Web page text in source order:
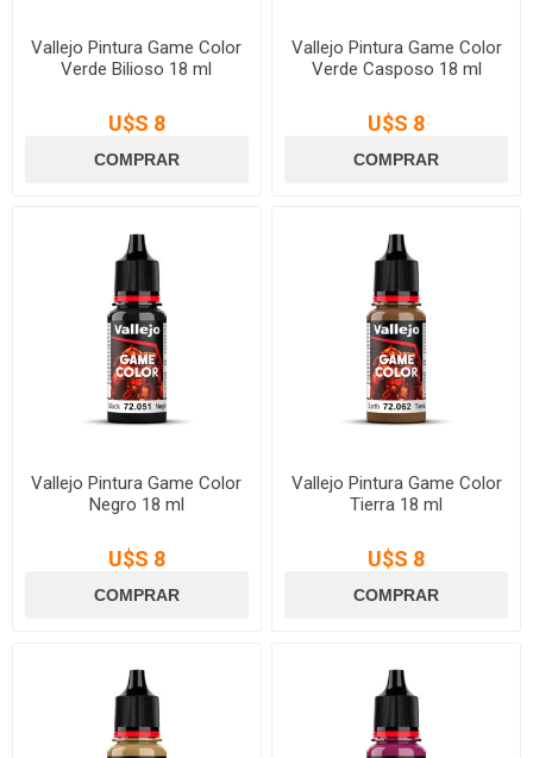
Vallejo Pintura Game Color
Verde Bilioso 18 ml
U$S 8
Vallejo Pintura Game Color
Verde Casposo 18 ml
U$S 8
Vallejo Pintura Game Color
Negro 18 ml
U$S 8
Vallejo Pintura Game Color
Tierra 18 ml
U$S 8